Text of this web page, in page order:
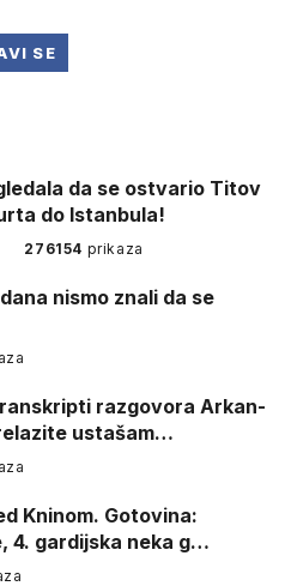
SE
da se ostvario Titov
do Istanbula!
276154 prikaza
nismo znali da se
razgovora Arkan-
ustašam…
4. gardijska neka g…